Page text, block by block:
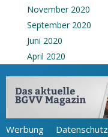
November 2020
September 2020
Juni 2020
April 2020
Werbung Datenschutz